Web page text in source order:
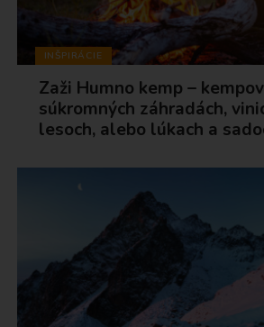
INŠPIRÁCIE
Zaži Humno kemp –
súkromných záhradách,
lesoch, alebo lúkach a